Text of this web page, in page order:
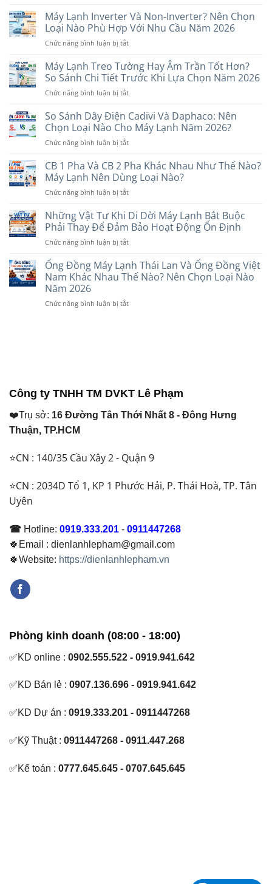
Chiều
Khác
Thế
Nên
Chọn
Nào?
Lạnh
10
Triệu
Đáng
Nhất
Hiện
Gợi
Các
Thương
Uy
Máy Lạnh Inverter Và Non-Inverter? Nên Chọn
Loại Nào Phù Hợp Với Nhu Cầu Năm 2026
Chức năng bình luận bị tắtở
Lạnh
Inverter
Và
Non-
Nên
Chọn
Nào
Hợp
Với
Cầu
2026
Máy Lạnh Treo Tường Hay Âm Trần Tốt Hơn?
So Sánh Chi Tiết Trước Khi Lựa Chọn Năm 2026
Chức năng bình luận bị tắtở
Lạnh
Treo
Tường
Hay
Trần
Tốt
Hơn?
So
Chi
Tiết
Khi
Chọn
Năm
So Sánh Dây Điện Cadivi Và Daphaco: Nên
Chọn Loại Nào Cho Máy Lạnh Năm 2026?
Chức năng bình luận bị tắtở
Sánh
Điện
Cadivi
Daphaco:
Nên
Loại
Cho
Máy
2026?
CB 1 Pha Và CB 2 Pha Khác Nhau Như Thế Nào?
Máy Lạnh Nên Dùng Loại Nào?
Chức năng bình luận bị tắtở
1
Pha
Và
CB
Pha
Khác
Thế
Những Vật Tư Khi Di Dời Máy Lạnh Bắt Buộc
Phải Thay Để Đảm Bảo Hoạt Động Ổn Định
Chức năng bình luận bị tắtở
Vật
Tư
Khi
Dời
Bảo
Động
Ống Đồng Máy Lạnh Thái Lan Và Ống Đồng Việt
Nam Khác Nhau Thế Nào? Nên Chọn Loại Nào
Năm 2026
Chức năng bình luận bị tắtở
Đồng
Nam
Nào?
Loại
Công ty TNHH TM DVKT Lê Phạm
❤️Trụ sở: 16 Đường Tân Thới Nhất 8 - Đông Hưng
Thuận, TP.HCM
⭐CN : 140/35 Cầu Xây 2 - Quận 9
⭐CN : 2034D Tổ 1, KP 1 Phước Hải, P. Thái Hoà, TP. Tân
Uyên
☎ Hotline: 0919.333.201 - 0911447268
🍀Email : dienlanhlepham@gmail.com
🍀Website: https://dienlanhlepham.vn
Phòng kinh doanh (08:00 - 18:00)
✅KD online : 0902.555.522 - 0919.941.642
✅KD Bán lẻ : 0907.136.696 - 0919.941.642
✅KD Dự án : 0919.333.201 - 0911447268
✅Kỹ Thuật : 0911447268 - 0911.447.268
✅Kế toán : 0777.645.645 - 0707.645.645